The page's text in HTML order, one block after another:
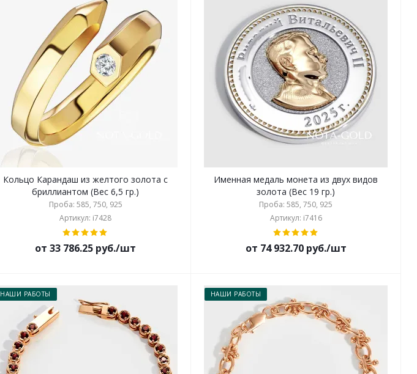
Кольцо Карандаш из желтого золота с
бриллиантом (Вес 6,5 гр.)
Проба: 585, 750, 925
Артикул: i7428
от 33 786.25 руб./шт
Именная медаль монета из двух видов
золота (Вес 19 гр.)
Проба: 585, 750, 925
Артикул: i7416
от 74 932.70 руб./шт
НАШИ РАБОТЫ НАШИ РАБОТЫ